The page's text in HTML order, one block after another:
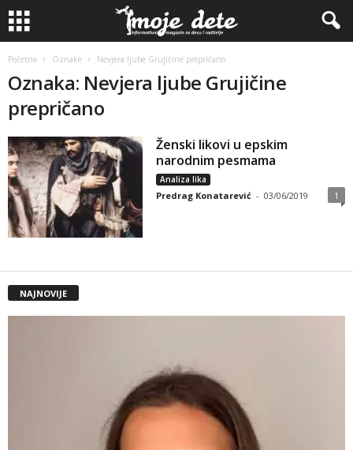
Početna Oznake Nevjera ljube Grujičine prepričano
Oznaka: Nevjera ljube Grujičine
prepričano
Ženski likovi u epskim
narodnim pesmama
Analiza lika
Predrag Konatarević - 03/06/2019 1
NAJNOVIJE